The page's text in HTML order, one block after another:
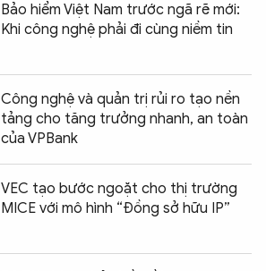
Bảo hiểm Việt Nam trước ngã rẽ mới:
Khi công nghệ phải đi cùng niềm tin
Công nghệ và quản trị rủi ro tạo nền
tảng cho tăng trưởng nhanh, an toàn
của VPBank
VEC tạo bước ngoặt cho thị trường
MICE với mô hình “Đồng sở hữu IP”